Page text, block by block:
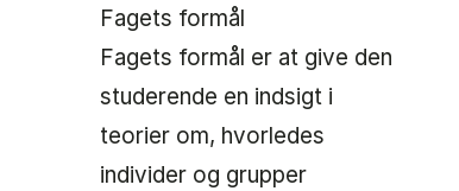
Fagets formål
Fagets formål er at give den
studerende en indsigt i
teorier om, hvorledes
individer og grupper